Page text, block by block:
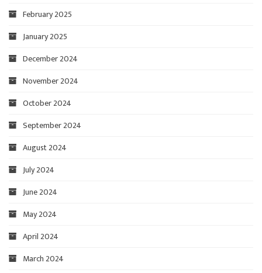
February 2025
January 2025
December 2024
November 2024
October 2024
September 2024
August 2024
July 2024
June 2024
May 2024
April 2024
March 2024